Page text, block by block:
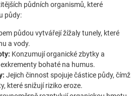
půdních organismů, které
půdy:
půdou vytvářejí žížaly tunely, které
a vody.
Konzumují organické zbytky a
bohaté na humus.
Jejich činnost spojuje částice půdy, čímž
které snižují riziko eroze.